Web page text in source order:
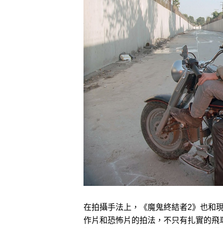
在拍攝手法上，《魔鬼終結者2》也和
作片和恐怖片的拍法，不只有扎實的